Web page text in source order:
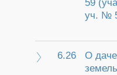
59
уч. №
6.26
О